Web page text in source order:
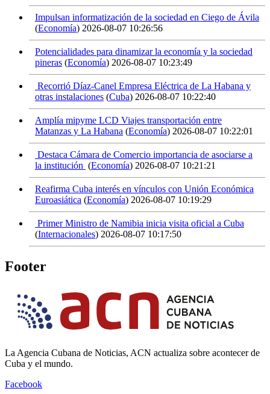
Impulsan informatización de la sociedad en Ciego de Ávila
(Economía) 2026-08-07 10:26:56
Potencialidades para dinamizar la economía y la sociedad
pineras (Economía) 2026-08-07 10:23:49
Recorrió Díaz-Canel Empresa Eléctrica de La Habana y
otras instalaciones (Cuba) 2026-08-07 10:22:40
Amplía mipyme LCD Viajes transportación entre
Matanzas y La Habana (Economía) 2026-08-07 10:22:01
Destaca Cámara de Comercio importancia de asociarse a
la institución (Economía) 2026-08-07 10:21:21
Reafirma Cuba interés en vínculos con Unión Económica
Euroasiática (Economía) 2026-08-07 10:19:29
Primer Ministro de Namibia inicia visita oficial a Cuba
(Internacionales) 2026-08-07 10:17:50
Footer
La Agencia Cubana de Noticias, ACN actualiza sobre acontecer de
Cuba y el mundo.
Facebook